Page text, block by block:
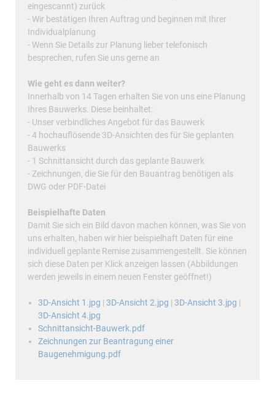
eingescannt) zurück
- Wir bestätigen Ihren Auftrag und beginnen mit Ihrer
Individualplanung
- Wenn Sie Details zur Planung lieber telefonisch
besprechen, rufen Sie uns gerne an
Wie geht es dann weiter?
Innerhalb von 14 Tagen erhalten Sie von uns eine Planung
Ihres Bauwerks. Diese beinhaltet:
- Unser verbindliches Angebot für das Bauwerk
- 4 hochauflösende 3D-Ansichten des für Sie geplanten
Bauwerks
- 1 Schnittansicht durch das geplante Bauwerk
- Zeichnungen, die Sie für den Bauantrag benötigen als
DWG oder PDF-Datei
Beispielhafte Daten
Damit Sie sich ein Bild davon machen können, was Sie von
uns erhalten, haben wir hier beispielhaft Daten für eine
individuell geplante Remise zusammengestellt. Sie können
sich diese Daten per Klick anzeigen lassen (Abbildungen
werden jeweils in einem neuen Fenster geöffnet!)
3D-Ansicht 1.jpg |3D-Ansicht 2.jpg |3D-Ansicht 3.jpg |
3D-Ansicht 4.jpg
Schnittansicht-Bauwerk.pdf
Zeichnungen zur Beantragung einer
Baugenehmigung.pdf